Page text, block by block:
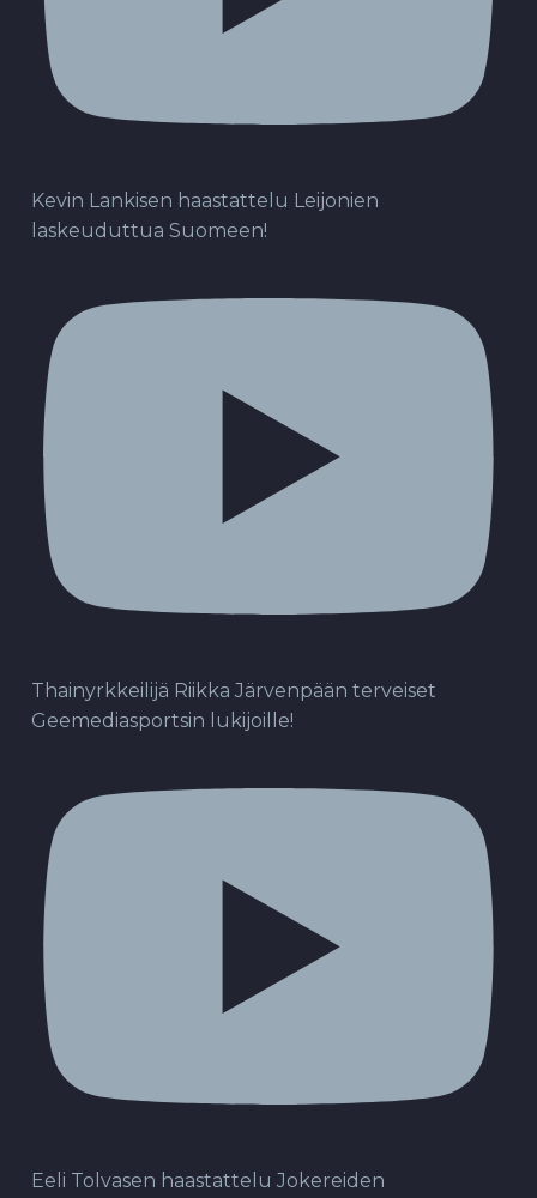
Kevin Lankisen haastattelu Leijonien
laskeuduttua Suomeen!
Thainyrkkeilijä Riikka Järvenpään terveiset
Geemediasportsin lukijoille!
Eeli Tolvasen haastattelu Jokereiden